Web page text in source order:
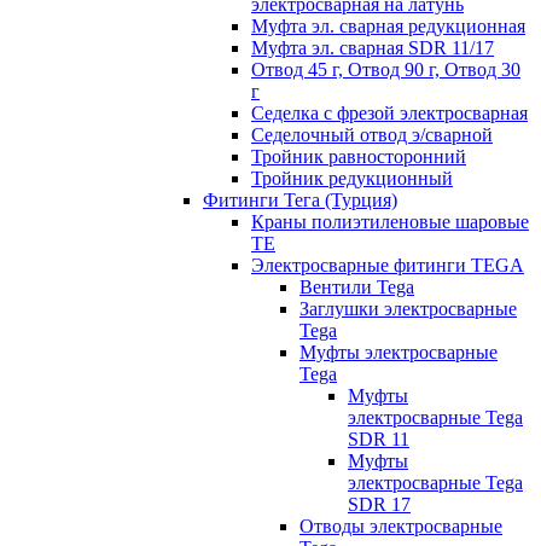
электросварная на латунь
Муфта эл. cварная редукционная
Муфта эл. сварная SDR 11/17
Отвод 45 г, Отвод 90 г, Отвод 30
г
Седелка с фрезой электросварная
Седелочный отвод э/сварной
Тройник равносторонний
Тройник редукционный
Фитинги Тега (Турция)
Краны полиэтиленовые шаровые
TE
Электросварные фитинги TEGA
Вентили Tega
Заглушки электросварные
Tega
Муфты электросварные
Tega
Муфты
электросварные Tega
SDR 11
Муфты
электросварные Tega
SDR 17
Отводы электросварные